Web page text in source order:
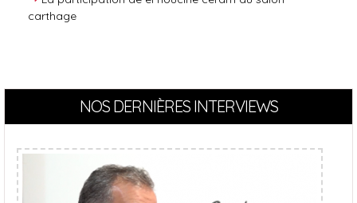
carthage
NOS DERNIÈRES INTERVIEWS